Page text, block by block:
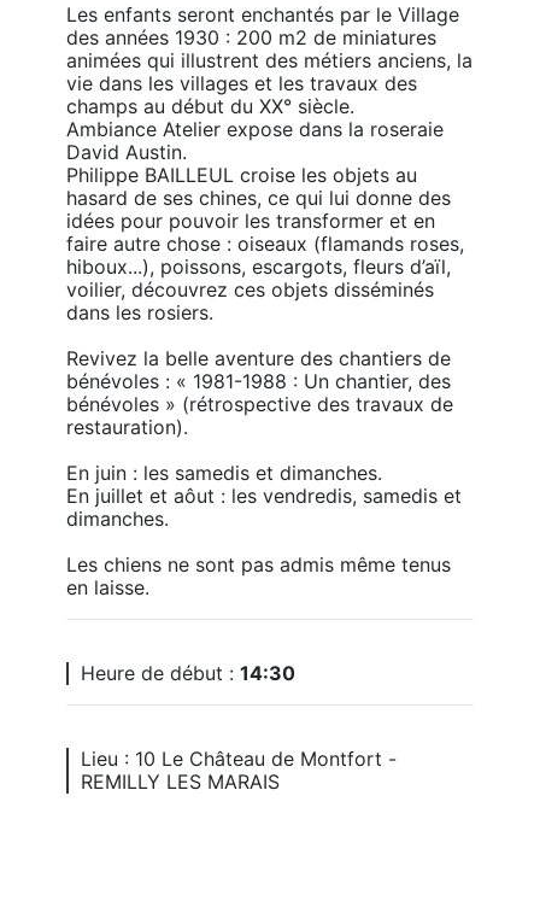
Les enfants seront enchantés par le Village
des années 1930 : 200 m2 de miniatures
animées qui illustrent des métiers anciens, la
vie dans les villages et les travaux des
champs au début du XX° siècle.
Ambiance Atelier expose dans la roseraie
David Austin.
Philippe BAILLEUL croise les objets au
hasard de ses chines, ce qui lui donne des
idées pour pouvoir les transformer et en
faire autre chose : oiseaux (flamands roses,
hiboux...), poissons, escargots, fleurs d’aïl,
voilier, découvrez ces objets disséminés
dans les rosiers.
Revivez la belle aventure des chantiers de
bénévoles : « 1981-1988 : Un chantier, des
bénévoles » (rétrospective des travaux de
restauration).
En juin : les samedis et dimanches.
En juillet et aôut : les vendredis, samedis et
dimanches.
Les chiens ne sont pas admis même tenus
en laisse.
Heure de début : 14:30
Lieu : 10 Le Château de Montfort -
REMILLY LES MARAIS